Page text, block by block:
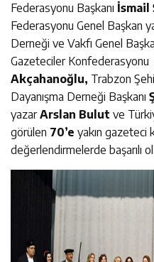
Federasyonu Başkanı İsmail
Federasyonu Genel Başkan
Derneği ve Vakfı Genel
Gazeteciler Konfederasyonu
Akçahanoğlu, Trabzon
Dayanışma Derneği Başkanı
yazarArslan Bulut ve
görülen 70’e yakın gazeteci
değerlendirmelerde başarılı